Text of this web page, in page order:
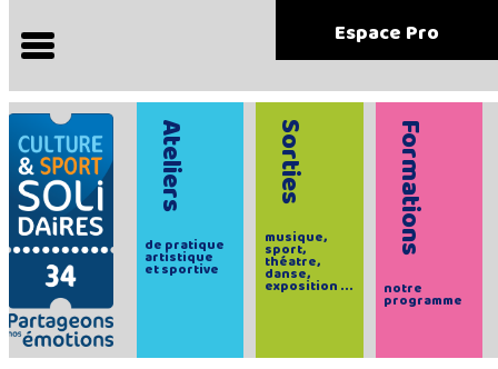
Espace Pro
Ateliers
de pratique
artistique
et sportive
Sorties
musique,
sport,
théatre,
danse,
exposition ...
Formations
notre
programme